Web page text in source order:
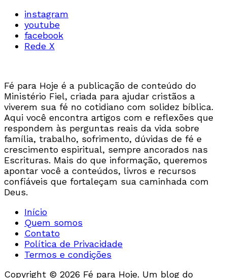
instagram
youtube
facebook
Rede X
Fé para Hoje é a publicação de conteúdo do
Ministério Fiel, criada para ajudar cristãos a
viverem sua fé no cotidiano com solidez bíblica.
Aqui você encontra artigos com e reflexões que
respondem às perguntas reais da vida sobre
família, trabalho, sofrimento, dúvidas de fé e
crescimento espiritual, sempre ancorados nas
Escrituras. Mais do que informação, queremos
apontar você a conteúdos, livros e recursos
confiáveis que fortaleçam sua caminhada com
Deus.
Início
Quem somos
Contato
Política de Privacidade
Termos e condições
Copyright © 2026 Fé para Hoje. Um blog do